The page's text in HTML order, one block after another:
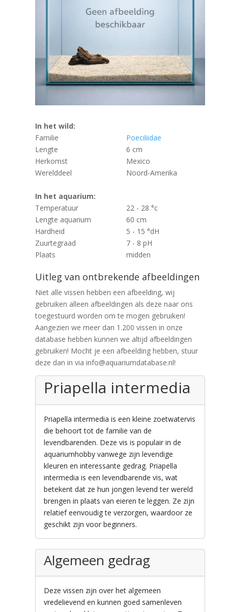
In het wild:
Familie
Poeciliidae
Lengte
6 cm
Herkomst
Mexico
Werelddeel
Noord-Amerika
In het aquarium:
Temperatuur
22 - 28 °c
Lengte aquarium
60 cm
Hardheid
5 - 15 °dH
Zuurtegraad
7 - 8 pH
Plaats
midden
Uitleg van ontbrekende afbeeldingen
Niet alle vissen hebben een afbeelding, wij
gebruiken alleen afbeeldingen als deze naar ons
toegestuurd worden om te mogen gebruiken!
Aangezien we meer dan 1.200 vissen in onze
database hebben kunnen we altijd afbeeldingen
gebruiken! Mocht je een afbeelding hebben, stuur
deze dan in via info@aquariumdatabase.nl!
Priapella intermedia
Priapella intermedia is een kleine zoetwatervis
die behoort tot de familie van de
levendbarenden. Deze vis is populair in de
aquariumhobby vanwege zijn levendige
kleuren en interessante gedrag. Priapella
intermedia is een levendbarende vis, wat
betekent dat ze hun jongen levend ter wereld
brengen in plaats van eieren te leggen. Ze zijn
relatief eenvoudig te verzorgen, waardoor ze
geschikt zijn voor beginners.
Algemeen gedrag
Deze vissen zijn over het algemeen
vredelievend en kunnen goed samenleven